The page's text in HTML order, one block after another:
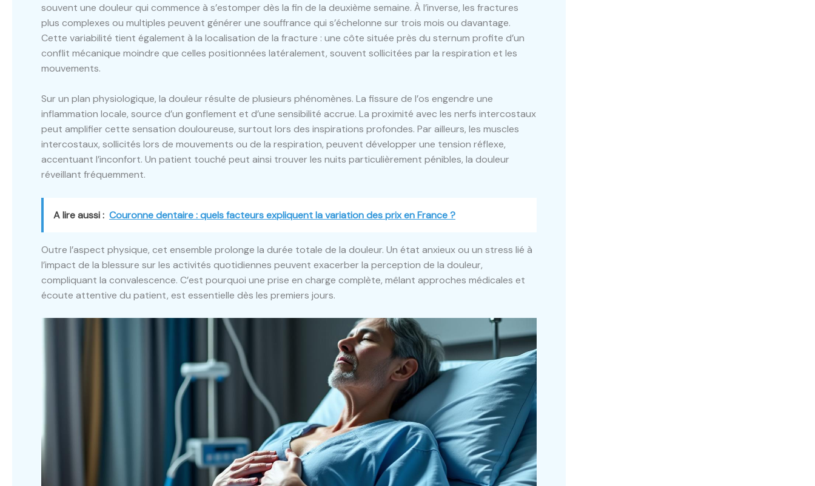
souvent une douleur qui commence à s’estomper dès la fin de la deuxième semaine. À l’inverse, les fractures
plus complexes ou multiples peuvent générer une souffrance qui s’échelonne sur trois mois ou davantage.
Cette variabilité tient également à la localisation de la fracture : une côte située près du sternum profite d’un
conflit mécanique moindre que celles positionnées latéralement, souvent sollicitées par la respiration et les
mouvements.
Sur un plan physiologique, la douleur résulte de plusieurs phénomènes. La fissure de l’os engendre une
inflammation locale, source d’un gonflement et d’une sensibilité accrue. La proximité avec les nerfs intercostaux
peut amplifier cette sensation douloureuse, surtout lors des inspirations profondes. Par ailleurs, les muscles
intercostaux, sollicités lors de mouvements ou de la respiration, peuvent développer une tension réflexe,
accentuant l’inconfort. Un patient touché peut ainsi trouver les nuits particulièrement pénibles, la douleur
réveillant fréquemment.
A lire aussi : Couronne dentaire : quels facteurs expliquent la variation des prix en France ?
Outre l’aspect physique, cet ensemble prolonge la durée totale de la douleur. Un état anxieux ou un stress lié à
l’impact de la blessure sur les activités quotidiennes peuvent exacerber la perception de la douleur,
compliquant la convalescence. C’est pourquoi une prise en charge complète, mêlant approches médicales et
écoute attentive du patient, est essentielle dès les premiers jours.